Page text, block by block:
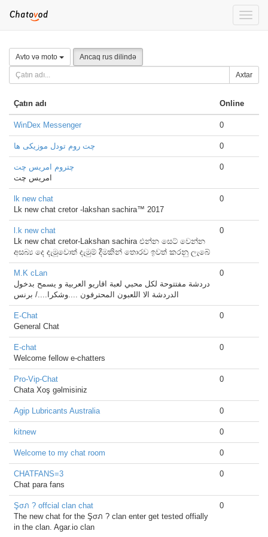
Toggle
Avto və moto Ancaq rus dilində
Axtar
Çatın adı Online
WinDex Messenger 0
چت روم تودل موزیکی ها 0
چتروم امریس چت
امریس چت
0
lk new chat
Lk new chat cretor -lakshan sachira™ 2017
0
l.k new chat
Lk new chat cretor-Lakshan sachira එන්න සෙට් වෙන්න
අසබ්‍ය දෙ දැමූවොත් දැමුම් දීමකින් තොරව ඉවත් කරනු ලැබේ
0
M.K cLan
دردشة مفتتوحة لكل محبي لعبة اقاريو العربية و يسمح بدخول
الدردشة الا اللعبون المحترفون ....وشكرا..../ برنس
0
E-Chat
General Chat
0
E-chat
Welcome fellow e-chatters
0
Pro-Vip-Chat
Chata Xoş gəlmisiniz
0
Agip Lubricants Australia 0
kitnew 0
Welcome to my chat room 0
CHATFANS=3
Chat para fans
0
Şσภ ? offcial clan chat
The new chat for the Şσภ ? clan enter get tested offially
in the clan. Agar.io clan
0